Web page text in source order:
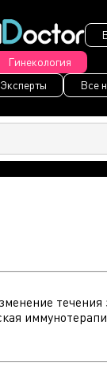
Гинекология
Эксперты Все